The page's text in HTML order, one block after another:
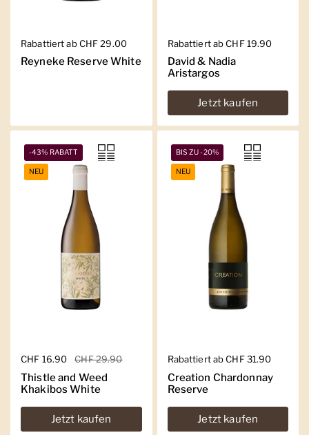
Regulärer Preis
Rabattiert ab CHF 29.00
Reyneke Reserve White
Regulärer Preis
Rabattiert ab CHF 19.90
David & Nadia
Aristargos
Jetzt kaufen
Regulärer Preis
CHF 16.90 Sale-Preis
CHF 29.90
Thistle and Weed
Khakibos White
Jetzt kaufen
-43% RABATT
NEU
Regulärer Preis
Rabattiert ab CHF 31.90
Creation Chardonnay
Reserve
Jetzt kaufen
BIS ZU -20%
NEU